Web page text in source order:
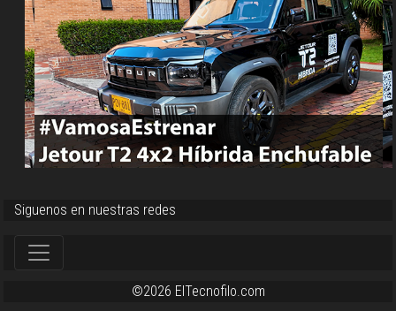
Siguenos en nuestras redes
©2026 ElTecnofilo.com